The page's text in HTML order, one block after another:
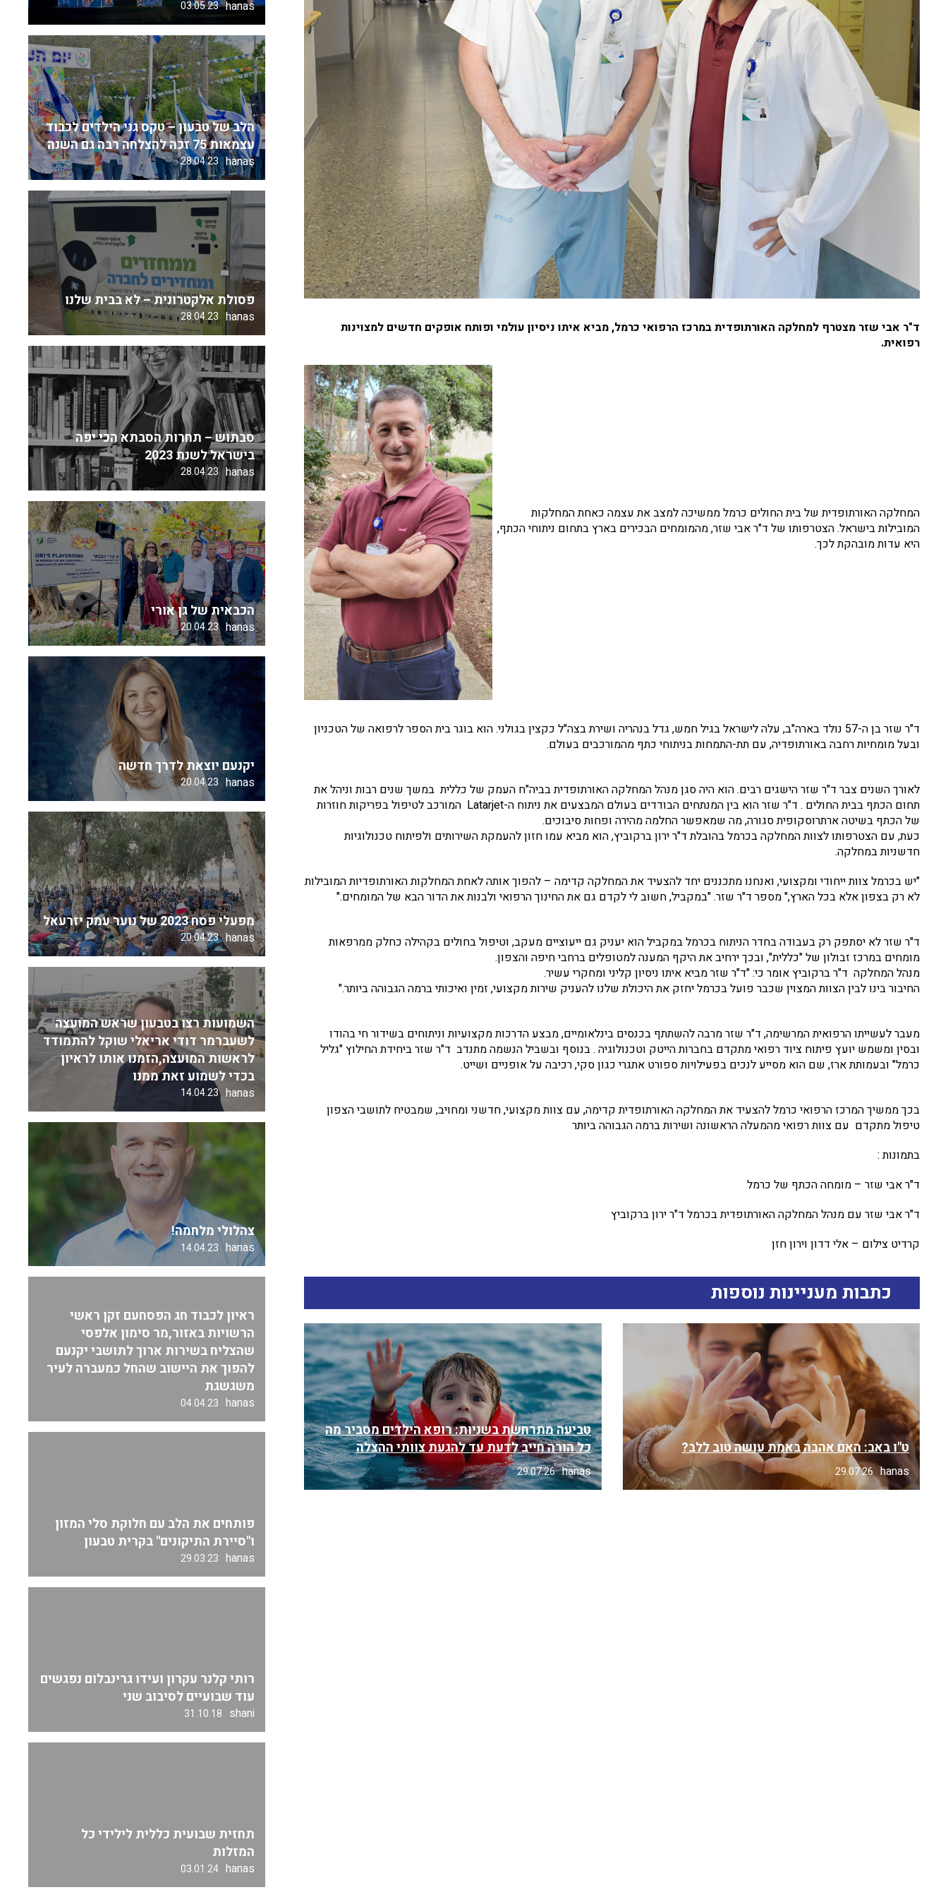
ד"ר אבי שזר מצטרף למחלקה האורתופדית במרכז הרפואי כרמל, מביא איתו ניסיון עולמי ופותח אופקים חדשים למצוינות
רפואית.
המחלקה האורתופדית של בית החולים כרמל ממשיכה למצב את עצמה כאחת המחלקות
המובילות בישראל. הצטרפותו של ד"ר אבי שזר, מהמומחים הבכירים בארץ בתחום ניתוחי הכתף,
היא עדות מובהקת לכך.
ד"ר שזר בן ה-57 נולד בארה"ב, עלה לישראל בגיל חמש, גדל בנהריה ושירת בצה"ל כקצין בגולני. הוא בוגר בית הספר לרפואה של הטכניון
ובעל מומחיות רחבה באורתופדיה, עם תת-התמחות בניתוחי כתף מהמורכבים בעולם.
לאורך השנים צבר ד"ר שזר הישגים רבים. הוא היה סגן מנהל המחלקה האורתופדית בביה"ח העמק של כללית במשך שנים רבות וניהל את
תחום הכתף בבית החולים . ד"ר שזר הוא בין המנתחים הבודדים בעולם המבצעים את ניתוח ה-Latarjet המורכב לטיפול בפריקות חוזרות
של הכתף בשיטה ארתרוסקופית סגורה, מה שמאפשר החלמה מהירה ופחות סיבוכים.
כעת, עם הצטרפותו לצוות המחלקה בכרמל בהובלת ד"ר ירון ברקוביץ, הוא מביא עמו חזון להעמקת השירותים ולפיתוח טכנולוגיות
חדשניות במחלקה.
"יש בכרמל צוות ייחודי ומקצועי, ואנחנו מתכננים יחד להצעיד את המחלקה קדימה – להפוך אותה לאחת המחלקות האורתופדיות המובילות
לא רק בצפון אלא בכל הארץ," מספר ד"ר שזר. "במקביל, חשוב לי לקדם גם את החינוך הרפואי ולבנות את הדור הבא של המומחים."
ד"ר שזר לא יסתפק רק בעבודה בחדר הניתוח בכרמל במקביל הוא יעניק גם ייעוציים מעקב, וטיפול בחולים בקהילה כחלק ממרפאות
מומחים במרכז זבולון של "כללית", ובכך ירחיב את היקף המענה למטופלים ברחבי חיפה והצפון.
מנהל המחלקה ד"ר ברקוביץ אומר כי: "ד"ר שזר מביא איתו ניסיון קליני ומחקרי עשיר.
החיבור בינו לבין הצוות המצוין שכבר פועל בכרמל יחזק את היכולת שלנו להעניק שירות מקצועי, זמין ואיכותי ברמה הגבוהה ביותר."
מעבר לעשייתו הרפואית המרשימה, ד"ר שזר מרבה להשתתף בכנסים בינלאומיים, מבצע הדרכות מקצועיות וניתוחים בשידור חי בהודו
ובסין ומשמש יועץ פיתוח ציוד רפואי מתקדם בחברות הייטק וטכנולוגיה . בנוסף ובשביל הנשמה מתנדב ד"ר שזר ביחידת החילוץ "גליל
כרמל" ובעמותת ארז, שם הוא מסייע לנכים בפעילויות ספורט אתגרי כגון סקי, רכיבה על אופניים ושייט.
בכך ממשיך המרכז הרפואי כרמל להצעיד את המחלקה האורתופדית קדימה, עם צוות מקצועי, חדשני ומחויב, שמבטיח לתושבי הצפון
טיפול מתקדם עם צוות רפואי מהמעלה הראשונה ושירות ברמה הגבוהה ביותר
בתמונות :
ד"ר אבי שזר – מומחה הכתף של כרמל
ד"ר אבי שזר עם מנהל המחלקה האורתופדית בכרמל ד"ר ירון ברקוביץ
קרדיט צילום – אלי דדון וירון חזן
כתבות מעניינות נוספות
ט"ו באב: האם אהבה באמת עושה טוב ללב?
hanas
29.07.26
טביעה מתרחשת בשניות: רופא הילדים מסביר מה
כל הורה חייב לדעת עד להגעת צוותי ההצלה
hanas
29.07.26
hanas
03.05.23
הלב של טבעון – טקס גני הילדים לכבוד
עצמאות 75 זכה להצלחה רבה גם השנה
hanas
28.04.23
פסולת אלקטרונית – לא בבית שלנו
hanas
28.04.23
סבתוש – תחרות הסבתא הכי יפה
בישראל לשנת 2023
hanas
28.04.23
הכבאית של גן אורי
hanas
20.04.23
יקנעם יוצאת לדרך חדשה
hanas
20.04.23
מפעלי פסח 2023 של נוער עמק יזרעאל
hanas
20.04.23
השמועות רצו בטבעון שראש המועצה
לשעברמר דודי אריאלי שוקל להתמודד
לראשות המועצה,הזמנו אותו לראיון
בכדי לשמוע זאת ממנו
hanas
14.04.23
צהלולי מלחמה!
hanas
14.04.23
ראיון לכבוד חג הפסחעם זקן ראשי
הרשויות באזור,מר סימון אלפסי
שהצליח בשירות ארוך לתושבי יקנעם
להפוך את היישוב שהחל כמעברה לעיר
משגשגת
hanas
04.04.23
פותחים את הלב עם חלוקת סלי המזון
ו"סיירת התיקונים" בקרית טבעון
hanas
29.03.23
רותי קלנר עקרון ועידו גרינבלום נפגשים
עוד שבועיים לסיבוב שני
shani
31.10.18
תחזית שבועית כללית לילידי כל
המזלות
hanas
03.01.24